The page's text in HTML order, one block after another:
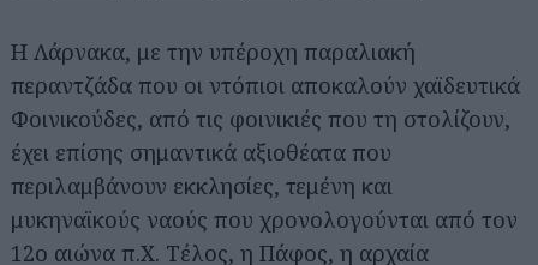
Η Λάρνακα, με την υπέροχη παραλιακή
περαντζάδα που οι ντόπιοι αποκαλούν χαϊδευτικά
Φοινικούδες, από τις φοινικιές που τη στολίζουν,
έχει επίσης σημαντικά αξιοθέατα που
περιλαμβάνουν εκκλησίες, τεμένη και
μυκηναϊκούς ναούς που χρονολογούνται από τον
12ο αιώνα π.Χ. Τέλος, η Πάφος, η αρχαία